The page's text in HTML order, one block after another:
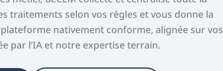
traitements selon vos règles et vous donne la
nativement conforme, alignée sur vos
par l’IA et notre expertise terrain.